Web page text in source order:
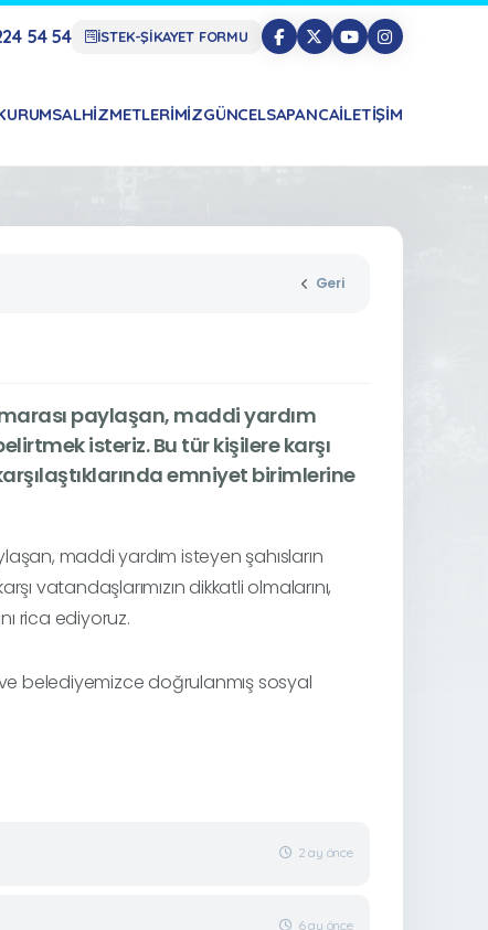
54 54 İSTEK-ŞİKAYET FORMU
HIZMETLERIMIZGÜNCELSAPANCAİLETIŞIM
Geri
paylaşan, maddi yardım
isteriz. Bu tür kişilere karşı
emniyet birimlerine
maddi yardım isteyen şahısların
vatandaşlarımızın dikkatli olmalarını,
rica ediyoruz.
belediyemizce doğrulanmış sosyal
2 ay önce
6 ay önce